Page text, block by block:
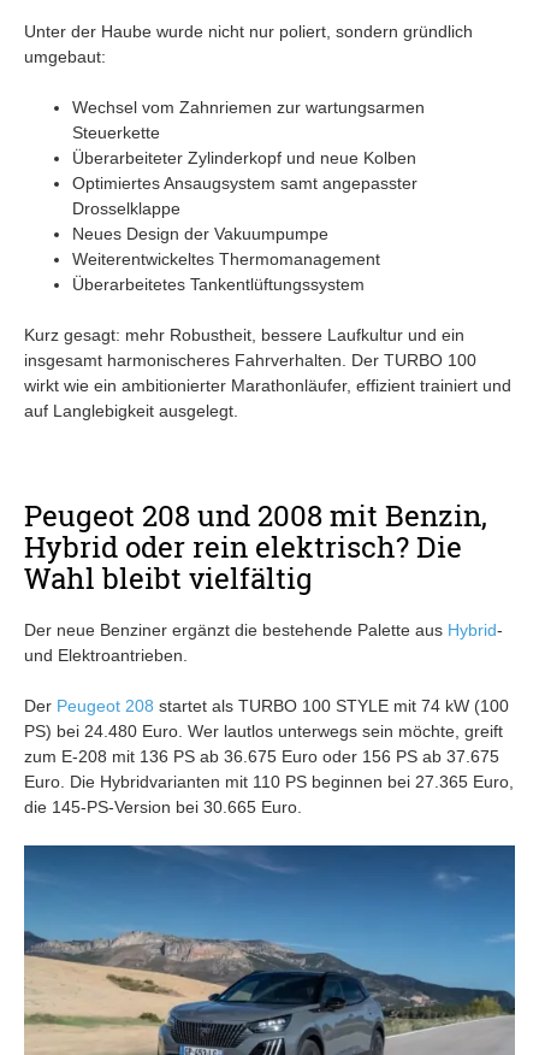
Unter der Haube wurde nicht nur poliert, sondern gründlich
umgebaut:
Wechsel vom Zahnriemen zur wartungsarmen
Steuerkette
Überarbeiteter Zylinderkopf und neue Kolben
Optimiertes Ansaugsystem samt angepasster
Drosselklappe
Neues Design der Vakuumpumpe
Weiterentwickeltes Thermomanagement
Überarbeitetes Tankentlüftungssystem
Kurz gesagt: mehr Robustheit, bessere Laufkultur und ein
insgesamt harmonischeres Fahrverhalten. Der TURBO 100
wirkt wie ein ambitionierter Marathonläufer, effizient trainiert und
auf Langlebigkeit ausgelegt.
Peugeot 208 und 2008 mit Benzin,
Hybrid oder rein elektrisch? Die
Wahl bleibt vielfältig
Der neue Benziner ergänzt die bestehende Palette aus Hybrid-
und Elektroantrieben.
Der Peugeot 208 startet als TURBO 100 STYLE mit 74 kW (100
PS) bei 24.480 Euro. Wer lautlos unterwegs sein möchte, greift
zum E-208 mit 136 PS ab 36.675 Euro oder 156 PS ab 37.675
Euro. Die Hybridvarianten mit 110 PS beginnen bei 27.365 Euro,
die 145-PS-Version bei 30.665 Euro.